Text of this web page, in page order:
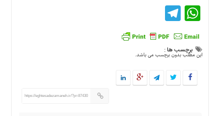
WhatsApp
Telegram
برچسب ها :
این مطلب بدون برچسب می باشد.
https://eghtesadezamaneh.ir/?p=87430